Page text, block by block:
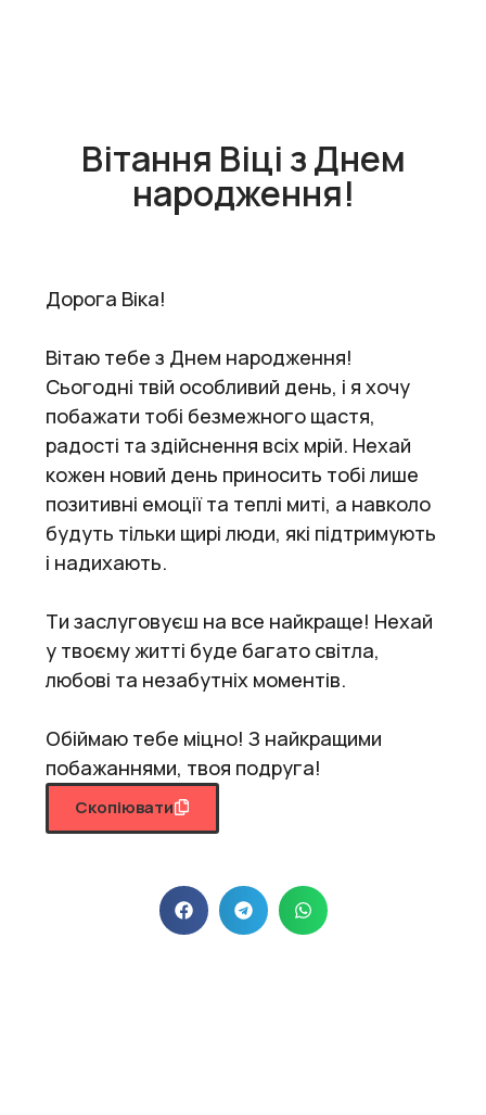
Вітання Віці з Днем
народження!
Дорога Віка!
Вітаю тебе з Днем народження!
Сьогодні твій особливий день, і я хочу
побажати тобі безмежного щастя,
радості та здійснення всіх мрій. Нехай
кожен новий день приносить тобі лише
позитивні емоції та теплі миті, а навколо
будуть тільки щирі люди, які підтримують
і надихають.
Ти заслуговуєш на все найкраще! Нехай
у твоєму житті буде багато світла,
любові та незабутніх моментів.
Обіймаю тебе міцно! З найкращими
побажаннями, твоя подруга!
Скопіювати